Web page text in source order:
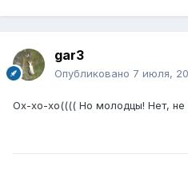
gar3
Опубликовано 7 июля,
Ох-хо-хо(((( Но молодцы! Нет,